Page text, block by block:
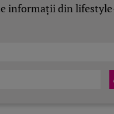
informații din